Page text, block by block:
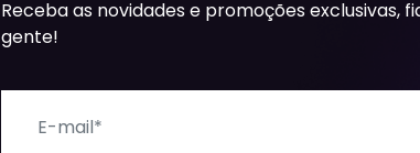
Receba as novidades e promoções exclusivas,
gente!